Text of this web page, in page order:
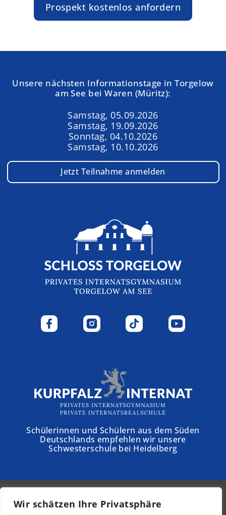
Wir schätzen Ihre Privatsphäre
Prospekt kostenlos anfordern
Unsere nächsten Informationstage in Torgelow
am See bei Waren (Müritz):
Samstag, 05.09.2026
Samstag, 19.09.2026
Sonntag, 04.10.2026
Samstag, 10.10.2026
Jetzt Teilnahme anmelden
Schülerinnen und Schülern aus dem Süden
Deutschlands empfehlen wir unsere
Schwesterschule bei Heidelberg
© 2026 - Schloss Torgelow